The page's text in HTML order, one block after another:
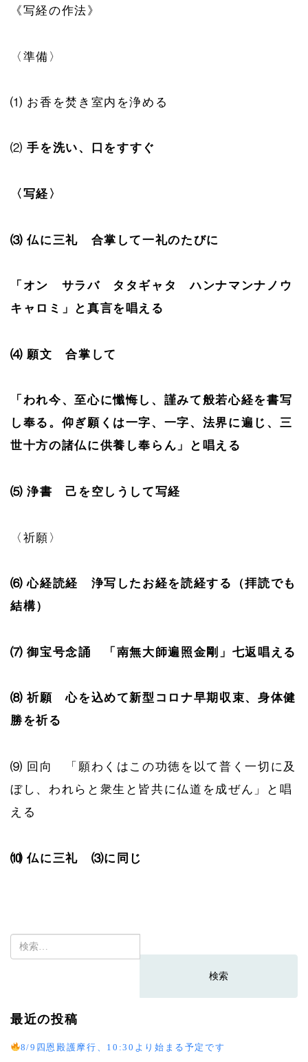
《写経の作法》
〈準備〉
⑴ お香を焚き室内を浄める
⑵手を洗い、口をすすぐ
〈写経〉
⑶ 仏に三礼 合掌して一礼のたびに
「オン サラバ タタギャタ ハンナマンナノウ
キャロミ」と真言を唱える
⑷ 願文 合掌して
「われ今、至心に懺悔し、謹みて般若心経を書写
し奉る。仰ぎ願くは一字、一字、法界に遍じ、三
世十方の諸仏に供養し奉らん」と唱える
⑸ 浄書 己を空しうして写経
〈祈願〉
⑹ 心経読経 浄写したお経を読経する（拝読でも
結構）
⑺ 御宝号念誦 「南無大師遍照金剛」七返唱える
⑻ 祈願 心を込めて新型コロナ早期収束、身体健
勝を祈る
⑼ 回向 「願わくはこの功徳を以て普く一切に及
ぼし、われらと衆生と皆共に仏道を成ぜん」と唱
える
⑽ 仏に三礼 ⑶に同じ
検
索:
最近の投稿
8/9四恩殿護摩行、10:30より始まる予定です